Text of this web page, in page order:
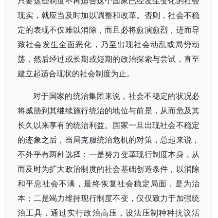
现实，就应当及时加以调整和改革。否则，社会不稳
定的表现不仅难以消除，而且必将愈演愈烈，进而导
致社会发生全面恶化，乃至出现社会动乱或局势动
荡，然后经过或长期或短期的政治探索与尝试，直至
建立起适合现状的社会制度为止。
对于国家的统治集团来说，社会不稳定的状况必
将威胁到其继续施行统治的地位与前景，从而危及其
长久以来享有的统治利益。国家一旦出现社会不稳定
的迹象之后，当局克服统治危机的对策，总起来说，
不外乎有两种选择：一是努力变革现行制度本身，从
而及时为扩大政治制度的社会基础创造条件，以消除
和平息社会不满，最终恢复社会稳定局面，是为治
本；二是竭力维持现行制度不变，仅仅致力于加强统
治工具，通过实行政治高压，设法压制种种抗议活